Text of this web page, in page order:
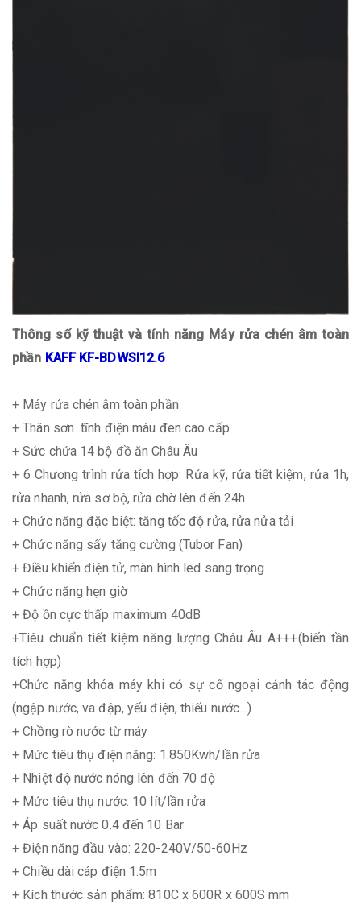
Thông số kỹ thuật và tính năng Máy rửa chén âm toàn
phần KAFF KF-BDWSI12.6
+ Máy rửa chén âm toàn phần
+ Thân sơn tĩnh điện màu đen cao cấp
+ Sức chứa 14 bộ đồ ăn Châu Âu
+ 6 Chương trình rửa tích hợp: Rửa kỹ, rửa tiết kiệm, rửa 1h,
rửa nhanh, rửa sơ bộ, rửa chờ lên đến 24h
+ Chức năng đặc biệt: tăng tốc độ rửa, rửa nửa tải
+ Chức năng sấy tăng cường (Tubor Fan)
+ Điều khiển điện tử, màn hình led sang trọng
+ Chức năng hẹn giờ
+ Độ ồn cực thấp maximum 40dB
+Tiêu chuẩn tiết kiệm năng lượng Châu Âu A+++(biến tần
tích hợp)
+Chức năng khóa máy khi có sự cố ngoại cảnh tác động
(ngập nước, va đập, yếu điện, thiếu nước…)
+ Chồng rò nước từ máy
+ Mức tiêu thụ điện năng: 1.850Kwh/lần rửa
+ Nhiệt độ nước nóng lên đến 70 độ
+ Mức tiêu thụ nước: 10 lít/lần rửa
+ Áp suất nước 0.4 đến 10 Bar
+ Điện năng đầu vào: 220-240V/50-60Hz
+ Chiều dài cáp điện 1.5m
+ Kích thước sản phẩm: 810C x 600R x 600S mm